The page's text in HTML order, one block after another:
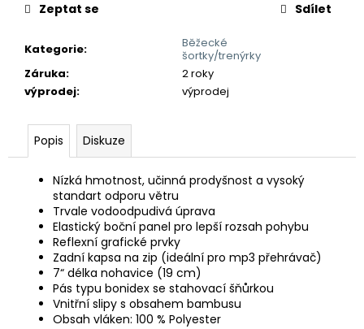
Kategorie:
Běžecké
šortky/trenýrky
Záruka:
2 roky
výprodej: výprodej
Zeptat se Sdílet
Popis Diskuze
Nízká hmotnost, učinná prodyšnost a vysoký
standart odporu větru
Trvale vodoodpudivá úprava
Elastický boční panel pro lepší rozsah pohybu
Reflexní grafické prvky
Zadní kapsa na zip (ideální pro mp3 přehrávač)
7“ délka nohavice (19 cm)
Pás typu bonidex se stahovací šňůrkou
Vnitřní slipy s obsahem bambusu
Obsah vláken: 100 % Polyester